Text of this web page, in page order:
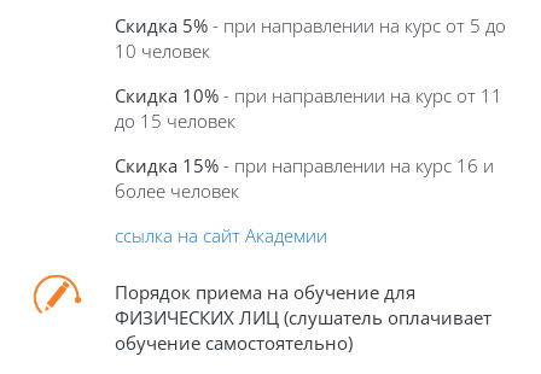
Скидка 5% - при направлении на курс от 5 до
10 человек
Скидка 10% - при направлении на курс от 11
до 15 человек
Скидка 15% - при направлении на курс 16 и
более человек
ссылка на сайт Академии
Порядок приема на обучение для
ФИЗИЧЕСКИХ ЛИЦ (слушатель оплачивает
обучение самостоятельно)